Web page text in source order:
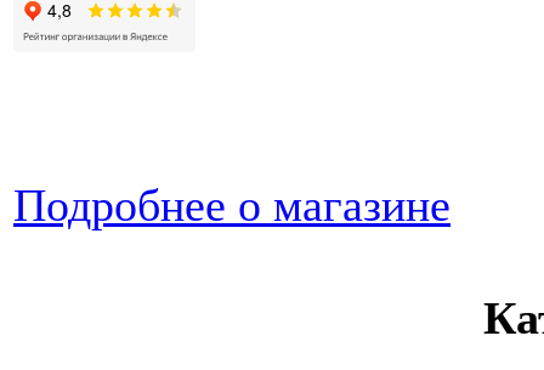
Подробнее о магазине